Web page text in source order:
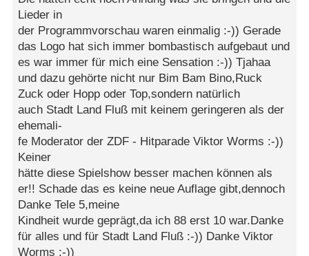
Lieder in
der Programmvorschau waren einmalig :-)) Gerade
das Logo hat sich immer bombastisch aufgebaut und
es war immer für mich eine Sensation :-)) Tjahaa
und dazu gehörte nicht nur Bim Bam Bino,Ruck
Zuck oder Hopp oder Top,sondern natürlich
auch Stadt Land Fluß mit keinem geringeren als der
ehemali-
fe Moderator der ZDF - Hitparade Viktor Worms :-))
Keiner
hätte diese Spielshow besser machen können als
er!! Schade das es keine neue Auflage gibt,dennoch
Danke Tele 5,meine
Kindheit wurde geprägt,da ich 88 erst 10 war.Danke
für alles und für Stadt Land Fluß :-)) Danke Viktor
Worms :-))